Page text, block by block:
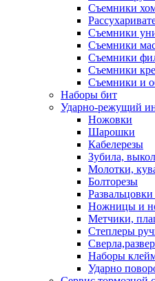
Съемники
Съемники
Съемники
Съемники
Съемники
Съемники и
Наборы бит
Ударно-режущий
Ножовки
Шарошки
Кабелерезы
Зубила,
Молотки,
Болторезы
Ножницы и
Метчики,
Степлеры
Наборы
Ударно